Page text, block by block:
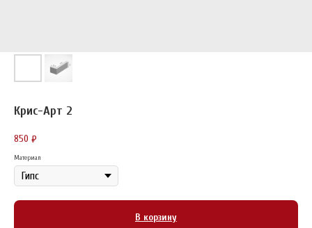
Крис-Арт 2
850 ₽
Материал
В корзину